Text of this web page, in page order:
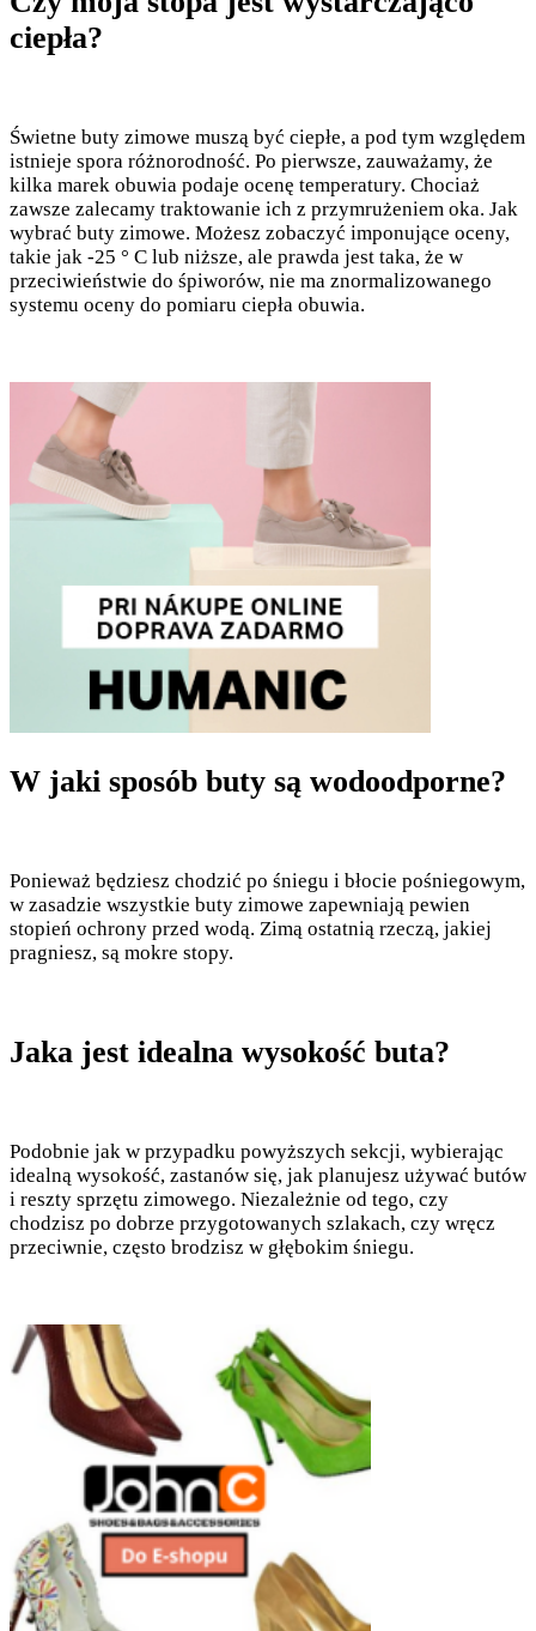
ciepła?
Świetne buty zimowe muszą być ciepłe, a pod tym względem
istnieje spora różnorodność. Po pierwsze, zauważamy, że
kilka marek obuwia podaje ocenę temperatury. Chociaż
zawsze zalecamy traktowanie ich z przymrużeniem oka. Jak
wybrać buty zimowe. Możesz zobaczyć imponujące oceny,
takie jak -25 ° C lub niższe, ale prawda jest taka, że w
przeciwieństwie do śpiworów, nie ma znormalizowanego
systemu oceny do pomiaru ciepła obuwia.
W jaki sposób buty są wodoodporne?
Ponieważ będziesz chodzić po śniegu i błocie pośniegowym,
w zasadzie wszystkie buty zimowe zapewniają pewien
stopień ochrony przed wodą. Zimą ostatnią rzeczą, jakiej
pragniesz, są mokre stopy.
Jaka jest idealna wysokość buta?
Podobnie jak w przypadku powyższych sekcji, wybierając
idealną wysokość, zastanów się, jak planujesz używać butów
i reszty sprzętu zimowego. Niezależnie od tego, czy
chodzisz po dobrze przygotowanych szlakach, czy wręcz
przeciwnie, często brodzisz w głębokim śniegu.